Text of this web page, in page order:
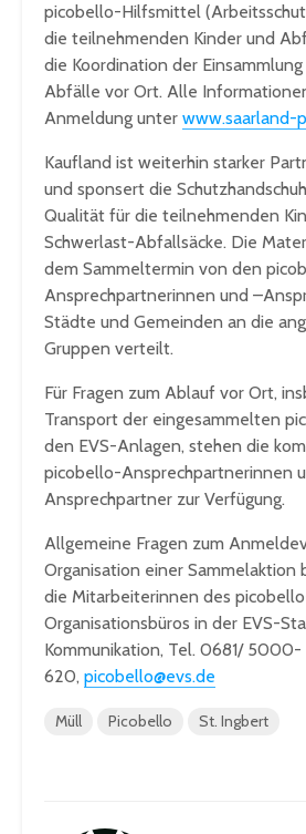
picobello-Hilfsmittel
die teilnehmenden Kinder und
die Koordination der
Abfälle vor Ort. Alle
Anmeldung unter www.saarland-
Kaufland ist weiterhin starker
und sponsert die
Qualität für die teilnehmenden
Schwerlast-Abfallsäcke. Die
dem Sammeltermin von den
Ansprechpartnerinnen und
Städte und Gemeinden an die
Gruppen verteilt.
Für Fragen zum Ablauf vor Ort,
Transport der eingesammelten
den EVS-Anlagen, stehen die
picobello-Ansprechpartnerinnen
Ansprechpartner zur Verfügung.
Allgemeine Fragen zum
Organisation einer
die Mitarbeiterinnen des
Organisationsbüros in der EVS-
Kommunikation, Tel. 0681/ 5000-
620, picobello@evs.de
Müll Picobello St. Ingbert